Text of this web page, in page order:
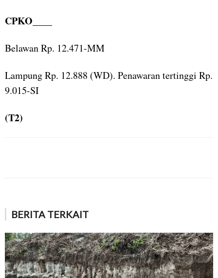
CPKO
Belawan Rp. 12.471-MM
Lampung Rp. 12.888 (WD). Penawaran tertinggi Rp.
9.015-SI
(T2)
BERITA TERKAIT